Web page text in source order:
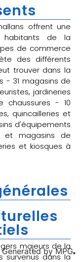
offrent une
habitants de la
de commerce
des différents
trouver dans la
- 31 magasins de
jardineries
chaussures - 10
quincailleries et
d'équipements
magasins de
et kiosques à
majeurs de la
survenus dans la
Generated byMPG